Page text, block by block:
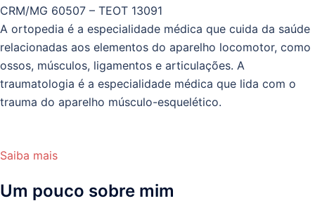
CRM/MG 60507 – TEOT 13091
A ortopedia é a especialidade médica que cuida da saúde
relacionadas aos elementos do aparelho locomotor, como
ossos, músculos, ligamentos e articulações. A
traumatologia é a especialidade médica que lida com o
trauma do aparelho músculo-esquelético.
Saiba mais
Um pouco sobre mim